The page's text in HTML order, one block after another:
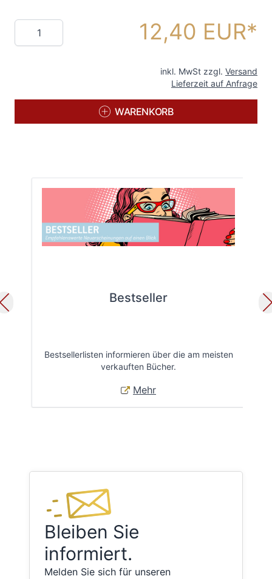
Menge 12,40 EUR
inkl. MwSt zzgl. Versand
Lieferzeit auf Anfrage
WARENKORB
Bestseller
Bestsellerlisten informieren über die am meisten
verkauften Bücher.
Mehr
Bleiben Sie
informiert.
Melden Sie sich für unseren